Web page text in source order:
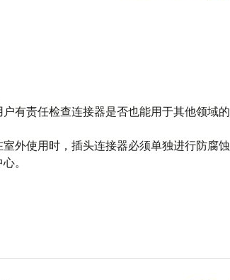
有责任检查连接器是否也能用于其他领域的
外使用时，插头连接器必须单独进行防腐蚀
。